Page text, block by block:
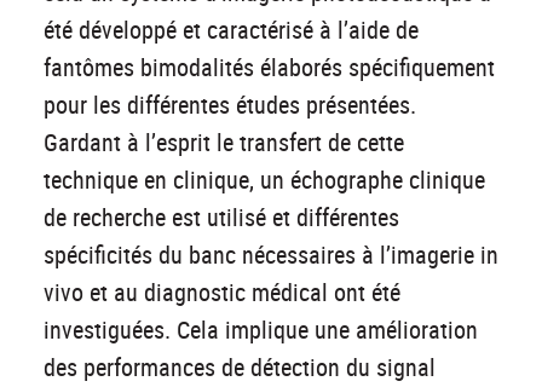
été développé et caractérisé à l’aide de
fantômes bimodalités élaborés spécifiquement
pour les différentes études présentées.
Gardant à l’esprit le transfert de cette
technique en clinique, un échographe clinique
de recherche est utilisé et différentes
spécificités du banc nécessaires à l’imagerie in
vivo et au diagnostic médical ont été
investiguées. Cela implique une amélioration
des performances de détection du signal